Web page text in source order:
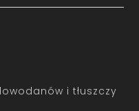
i tłuszczy